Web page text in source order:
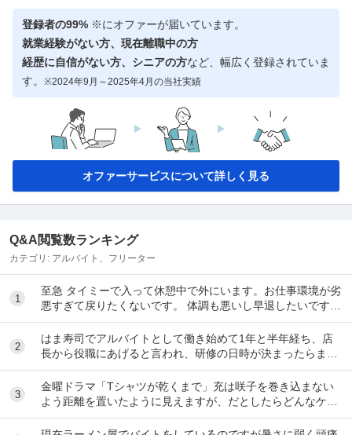
登録者の99% ※にオファーが届いています。
就業経験がない方、現在離職中の方
経歴に自信がない方、シニアの方など、幅広く登録されていま
す。 ※2024年9月～2025年4月の当社実績
オファーサービスについて詳しく見る
Q&A閲覧数ランキング
カテゴリ: アルバイト、フリーター
1
至急 タイミーで入って休憩中で外にいます。お仕事環境が劣
悪すぎて戻りたくないです。 体調も悪いし早退したいです。
電話したのですが通話中で一生繋がらなくて...
2
はま寿司でアルバイトとして働き始めて1年と半年経ち、店
長から役職にあげると言われ、研修の日時が決まったらまた
伝えると言われて1ヶ月が経ちました。 自分は心...
3
金曜ドラマ「Tシャツが乾くまで」充は咲子を巻き込まない
よう距離を置いたように見えますが、だとしたらどんなケー
スが考えられますか？ ①大恩人を一人で養わな...